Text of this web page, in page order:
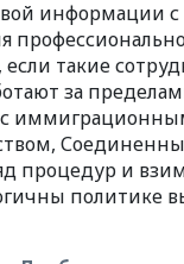
информации
если такие
за
с
процедур и
политике